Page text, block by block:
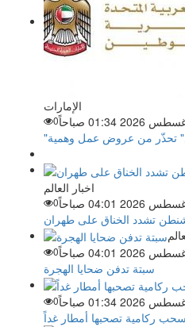
الإمارات
0
تحذّر من عروض عمل وهمية
اخبار العالم
0
تشدد الخناق على طهران
0
سبتة تدفن ضحايا الهجرة
0
ركامية تصحبها أمطار غداً